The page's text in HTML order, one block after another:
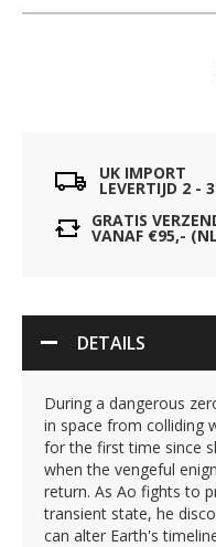
UK IMPORT
LEVERTIJD 2 -
GRATIS
VANAF €95,-
DETAILS
During a dangerous
in space from colliding
for the first time since
when the vengeful
return. As Ao fights to
transient state, he
can alter Earth's